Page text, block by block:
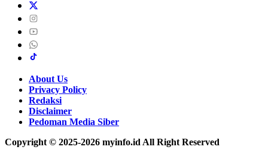
About Us
Privacy Policy
Redaksi
Disclaimer
Pedoman Media Siber
Copyright © 2025-2026 myinfo.id All Right Reserved